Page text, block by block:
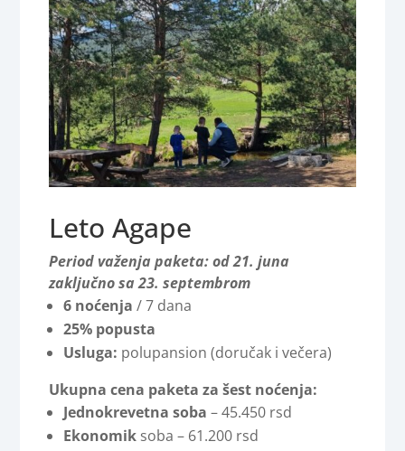
Leto Agape
Period važenja paketa: od 21. juna
zaključno sa 23. septembrom
6 noćenja / 7 dana
25% popusta
Usluga: polupansion (doručak i večera)
Ukupna cena paketa za šest noćenja:
Jednokrevetna soba – 45.450 rsd
Ekonomiksoba – 61.200 rsd